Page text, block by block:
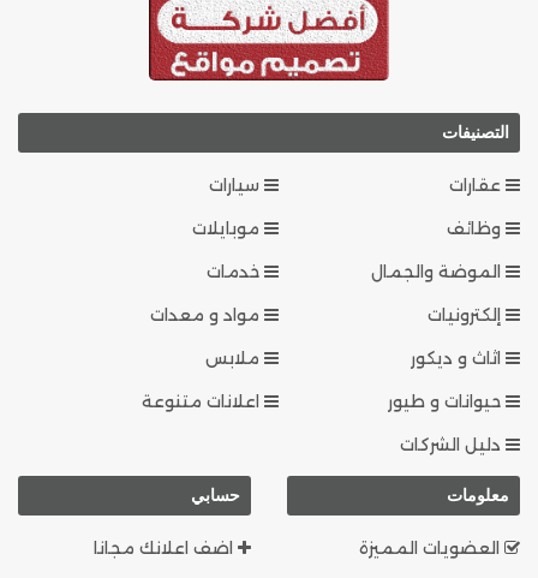
التصنيفات
عقارات
سيارات
وظائف
موبايلات
الموضة والجمال
خدمات
إلكترونيات
مواد و معدات
اثاث و ديكور
ملابس
حيوانات و طيور
اعلانات متنوعة
دليل الشركات
معلومات
العضويات المميزة
حسابي
اضف اعلانك مجانا